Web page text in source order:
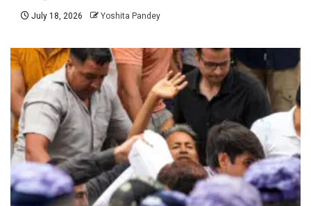
July 18, 2026 Yoshita Pandey